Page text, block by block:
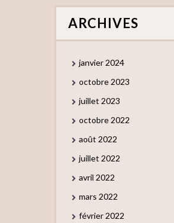
ARCHIVES
janvier 2024
octobre 2023
juillet 2023
octobre 2022
août 2022
juillet 2022
avril 2022
mars 2022
février 2022